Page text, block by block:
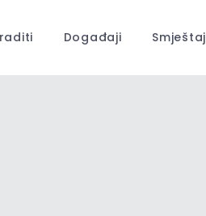
Događaji Smještaj